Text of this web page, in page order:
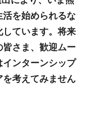
を始められるな
しています。将来
さま、歓迎ムー
インターンシップ
考えてみません